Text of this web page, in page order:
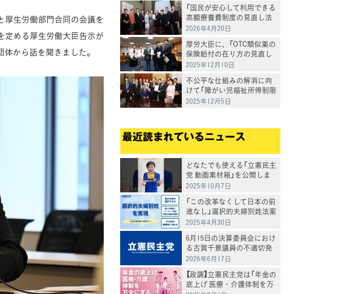
厚生労働部門合同の会議を
定める厚生労働大臣告示が
から話を聞きました。
「国民が安心して利用できる
高額療養費制度の見直し法
案」を衆院に提出
2026年4月20日
厚労大臣に、「OTC類似薬の
保険給付の在り方の見直し
に際しては、患者さんに対
請」を実施
2025年12月10日
不公平な仕組みの解消に向
けて「障がい児福祉所得制限
撤廃法案」を提出
2025年12月5日
最近読まれているニュース
どなたでも使える「立憲民主
党 動画素材箱」を公開しま
した
2025年10月7日
「この改革なくして日本の前
進なし」選択的夫婦別姓法案
を提出
2025年4月30日
6月15日の決算委員会におけ
る古賀千景議員の不適切発
言と処分について
2026年6月17日
【政調】立憲民主党は「年金の
底上げ 医療・介護体制を万